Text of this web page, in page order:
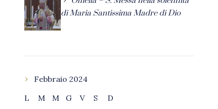
di Maria Santissima Madre di Dio
Febbraio 2024
L
M M G V S
D